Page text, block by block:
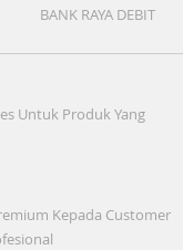
BANK RAYA DEBIT
Untuk Produk Yang
Kepada Customer